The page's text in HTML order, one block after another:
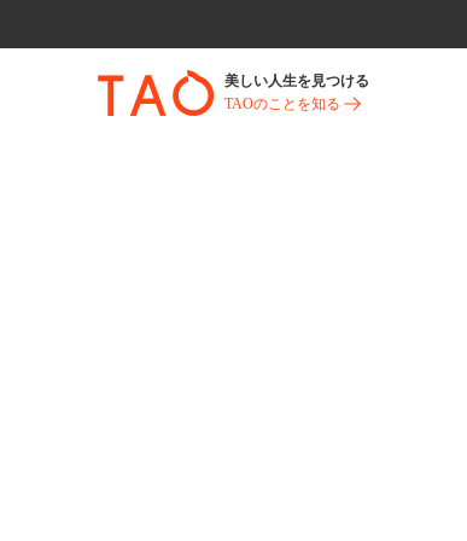
美しい人生を見つける
TAOのことを知る